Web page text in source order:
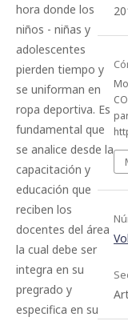
hora donde los
niños - niñas y
adolescentes
pierden tiempo y
se uniforman en
ropa deportiva. Es
fundamental que
se analice desde la
capacitación y
educación que
reciben los
docentes del área
la cual debe ser
integra en su
pregrado y
especifica en su